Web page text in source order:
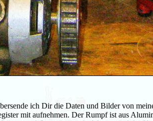
ich Dir die Daten und Bilder von
mit aufnehmen. Der Rumpf ist aus